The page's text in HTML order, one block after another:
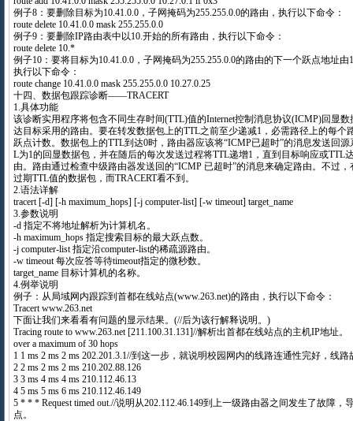
例子8：要删除目标为10.41.0.0，子网掩码为255.255.0.0的路由，执行以下命令：
route delete 10.41.0.0 mask 255.255.0.0
例子9：要删除IP路由表中以10.开始的所有路由，执行以下命令：
route delete 10.*
例子10：要将目标为10.41.0.0，子网掩码为255.255.0.0的路由的下一个跃点地址由
执行以下命令：
route change 10.41.0.0 mask 255.255.0.0 10.27.0.25
十四、数据包跟踪诊断——TRACERT
1.具体功能
该诊断实用程序将包含不同生存时间(TTL)值的Internet控制消息协议(ICMP)回显
达目标采用的路由。要在转发数据包上的TTL之前至少递减1，必需路径上的每个
跃点计数。数据包上的TTL到达0时，路由器应该将“ICMP已超时”的消息发送回源
L为1的回显数据包，并在随后的每次发送过程将TTL递增1，直到目标响应或TTL
由。路由通过检查中级路由器发送回的“ICMP 已超时”的消息来确定路由。不过
过期TTL值的数据包，而TRACERT看不到。
2.语法详解
tracert [-d] [-h maximum_hops] [-j computer-list] [-w timeout] target_name
3.参数说明
-d 指定不将地址解析为计算机名。
-h maximum_hops 指定搜索目标的最大跃点数。
-j computer-list 指定沿computer-list的稀疏源路由。
-w timeout 每次应答等待timeout指定的微秒数。
target_name 目标计算机的名称。
4.例举说明
例子：从局域网内跟踪到首都在线站点(www.263.net)的路由，执行以下命令：
Tracert www.263.net
下面让我们来看看有问题的显示结果。(//后为该行解释说明。)
Tracing route to www.263.net [211.100.31.131]//解析出首都在线站点的主机IP地址。
over a maximum of 30 hops
1 1 ms 2 ms 2 ms 202.201.3.1//到这一步，就说明校园网内的线路连通性完好，线
2 2 ms 2 ms 2 ms 210.202.88.126
3 3 ms 4 ms 4 ms 210.112.46.13
4 5 ms 5 ms 6 ms 210.112.46.149
5 * * * Request timed out.//说明从202.112.46.149到上一级路由器之间发生了故障，
点。